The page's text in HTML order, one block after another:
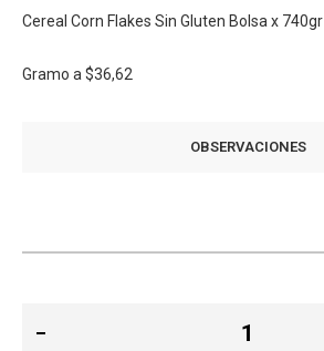
Cereal Corn Flakes Sin Gluten Bolsa x 740gr
Gramo a $36,62
OBSERVACIONES